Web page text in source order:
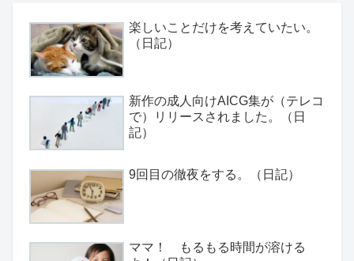
楽しいことだけを考えていたい。
（日記）
新作の成人向けAICG集が（テレコ
で）リリースされました。（日
記）
9回目の徹夜をする。（日記）
ママ！ もるもる時間が溶ける